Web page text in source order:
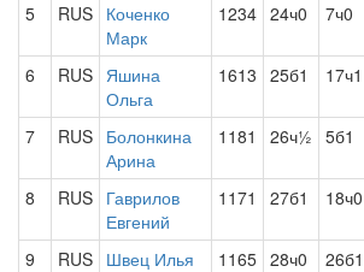
5 RUS Коченко
Марк
1234 24ч0 7ч0
6 RUS Яшина
Ольга
1613 25б1 17ч1
7 RUS Болонкина
Арина
1181 26ч½ 5б1
8 RUS Гаврилов
Евгений
1171 27б1 18ч0
9 RUS Швец Илья 1165 28ч0 26б1